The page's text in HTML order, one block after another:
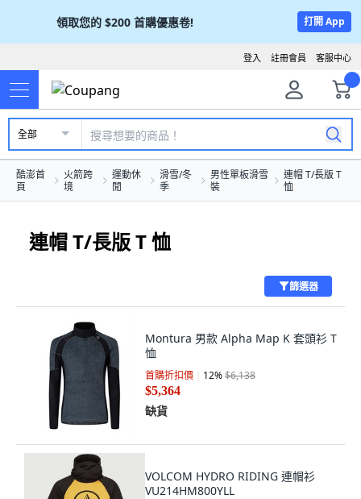
領取您的 $200 首購優惠卷! 打開 App
客服中心
註冊會員
登入
全部
酷澎首
頁
火箭跨
境
運動休
閒
滑雪/冬
季
男性單板滑雪
裝
連帽 T/長版 T
恤
連帽 T/長版 T 恤
篩選器
Montura 男款 Alpha Map K 套頭衫 T
恤
首購折扣價 12%$6,138
$5,364
缺貨
VOLCOM HYDRO RIDING 連帽衫
VU214HM800YLL